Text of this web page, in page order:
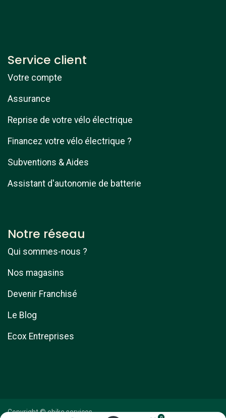
0
Service client
Votre compte
Assurance
Reprise de votre vélo électrique
Financez votre vélo électrique ?
Subventions & Aides
Assistant d'autonomie de batterie
Notre réseau
Qui sommes-nous ?
Nos magasins
Devenir Franchisé
Le Blog
Ecox Entreprises
Copyright © ebike services